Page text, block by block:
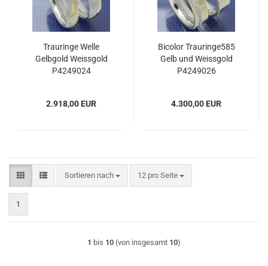
Trauringe Welle
Gelbgold Weissgold
P4249024
2.918,00 EUR
Bicolor Trauringe585
Gelb und Weissgold
P4249026
4.300,00 EUR
Sortieren nach
Sortieren nach 12 pro Seite
pro Seite
1
1 bis 10 (von insgesamt 10)